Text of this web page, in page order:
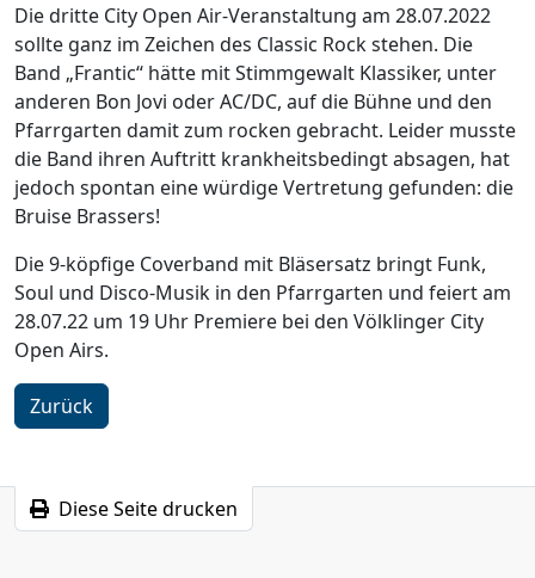
Die dritte City Open Air-Veranstaltung am 28.07.2022
sollte ganz im Zeichen des Classic Rock stehen. Die
Band „Frantic“ hätte mit Stimmgewalt Klassiker, unter
anderen Bon Jovi oder AC/DC, auf die Bühne und den
Pfarrgarten damit zum rocken gebracht. Leider musste
die Band ihren Auftritt krankheitsbedingt absagen, hat
jedoch spontan eine würdige Vertretung gefunden: die
Bruise Brassers!
Die 9-köpfige Coverband mit Bläsersatz bringt Funk,
Soul und Disco-Musik in den Pfarrgarten und feiert am
28.07.22 um 19 Uhr Premiere bei den Völklinger City
Open Airs.
Zurück
Diese Seite drucken